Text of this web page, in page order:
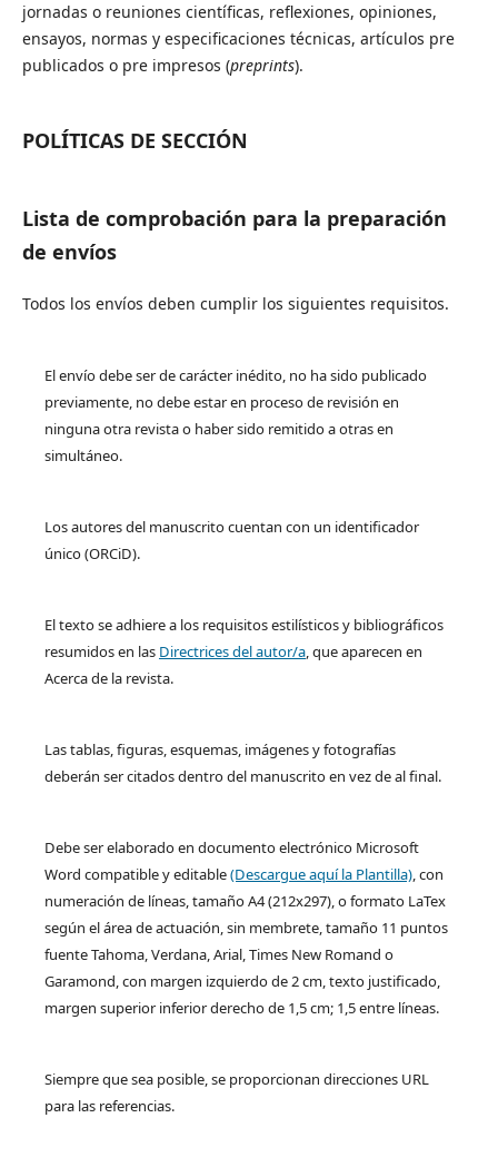
jornadas o reuniones científicas, reflexiones, opiniones,
ensayos, normas y especificaciones técnicas, artículos pre
publicados o pre impresos (preprints).
POLÍTICAS DE SECCIÓN
Lista de comprobación para la preparación
de envíos
Todos los envíos deben cumplir los siguientes requisitos.
El envío debe ser de carácter inédito, no ha sido publicado
previamente, no debe estar en proceso de revisión en
ninguna otra revista o haber sido remitido a otras en
simultáneo.
Los autores del manuscrito cuentan con un identificador
único (ORCiD).
El texto se adhiere a los requisitos estilísticos y bibliográficos
resumidos en las Directrices del autor/a, que aparecen en
Acerca de la revista.
Las tablas, figuras, esquemas, imágenes y fotografías
deberán ser citados dentro del manuscrito en vez de al final.
Debe ser elaborado en documento electrónico Microsoft
Word compatible y editable(Descargue aquí la Plantilla), con
numeración de líneas, tamaño A4 (212x297), o formato LaTex
según el área de actuación, sin membrete, tamaño 11 puntos
fuente Tahoma, Verdana, Arial, Times New Romand o
Garamond, con margen izquierdo de 2 cm, texto justificado,
margen superior inferior derecho de 1,5 cm; 1,5 entre líneas.
Siempre que sea posible, se proporcionan direcciones URL
para las referencias.